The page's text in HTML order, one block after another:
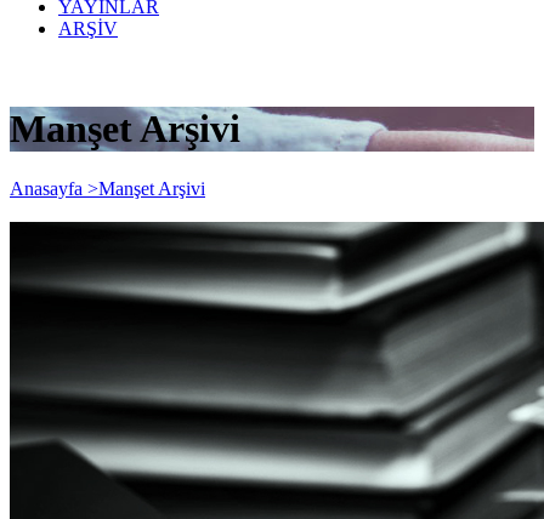
YAYINLAR
ARŞİV
Manşet Arşivi
Anasayfa >Manşet Arşivi
E-TEBLİGAT UYGULAMASINDA
CEZA KESİLEMEYECEĞİNE İLİŞKİN
DANIŞTAY VERGİ DAVA DAİRELERİ